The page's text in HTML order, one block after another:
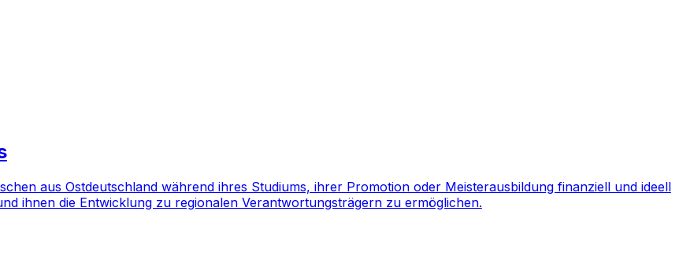
aus Ostdeutschland während ihres Studiums, ihrer Promotion oder Meisterausbildung finanziell und ideell
ihnen die Entwicklung zu regionalen Verantwortungsträgern zu ermöglichen.